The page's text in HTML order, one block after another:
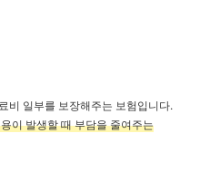
비 일부를 보장해주는 보험입니다.
이 발생할 때 부담을 줄여주는